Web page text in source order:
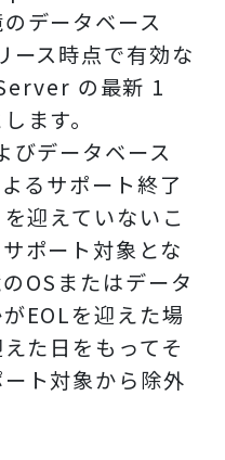
データベース
ース時点で有効な
の最新 1
ます。
びデータベース
るサポート終了
迎えていないこ
ポート対象とな
OSまたはデータ
EOLを迎えた場
た日をもってそ
ト対象から除外